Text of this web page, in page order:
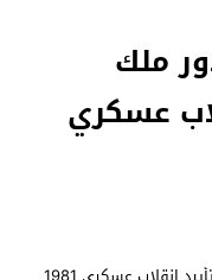
ملك
عسكري